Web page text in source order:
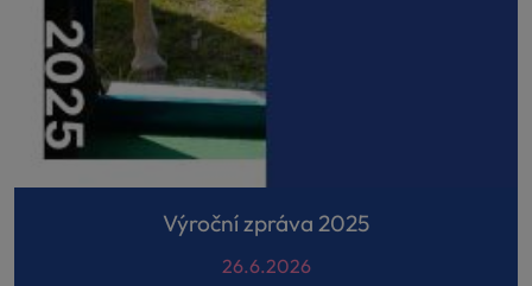
Výroční zpráva 2025
26.6.2026